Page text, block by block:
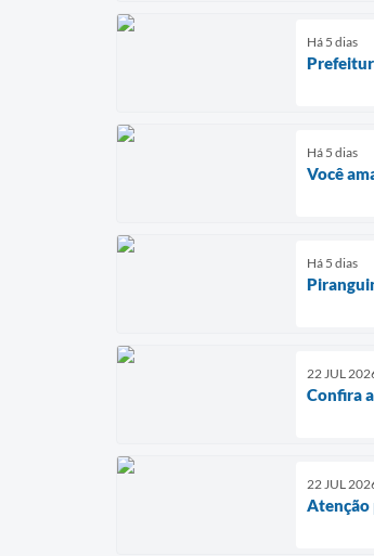
Há 5 dias
Há 5 dias
Você
Há 5 dias
22 JUL
Confira
22 JUL
Atenção